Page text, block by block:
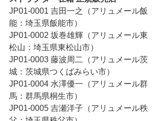
JP01-0001 吉田一之（アリュメール飯
能：埼玉県飯能市）
JP01-0002 坂巻雄輝（アリュメール東
松山：埼玉県東松山市）
JP01-0003 藤波周二（アリュメール茨
城：茨城県つくばみらい市）
JP01-0004 水澤優一（アリュメール群
馬：群馬県桐生市）
JP01-0005 吉瀬洋子（アリュメール秩